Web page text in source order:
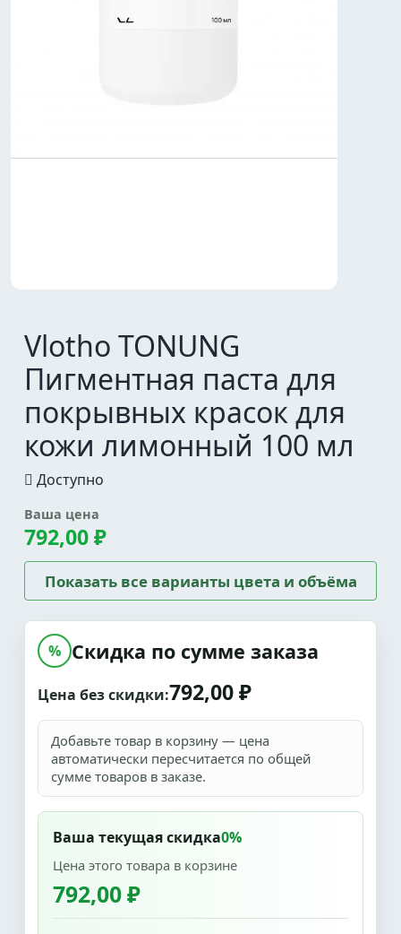
Vlotho TONUNG
Пигментная паста для
покрывных красок для
кожи лимонный 100 мл
Доступно
Ваша цена
792,00 ₽
Показать все варианты цвета и объёма
% Скидка по сумме заказа
Цена без скидки:792,00 ₽
Добавьте товар в корзину — цена
автоматически пересчитается по общей
сумме товаров в заказе.
Ваша текущая скидка0%
Цена этого товара в корзине
792,00 ₽